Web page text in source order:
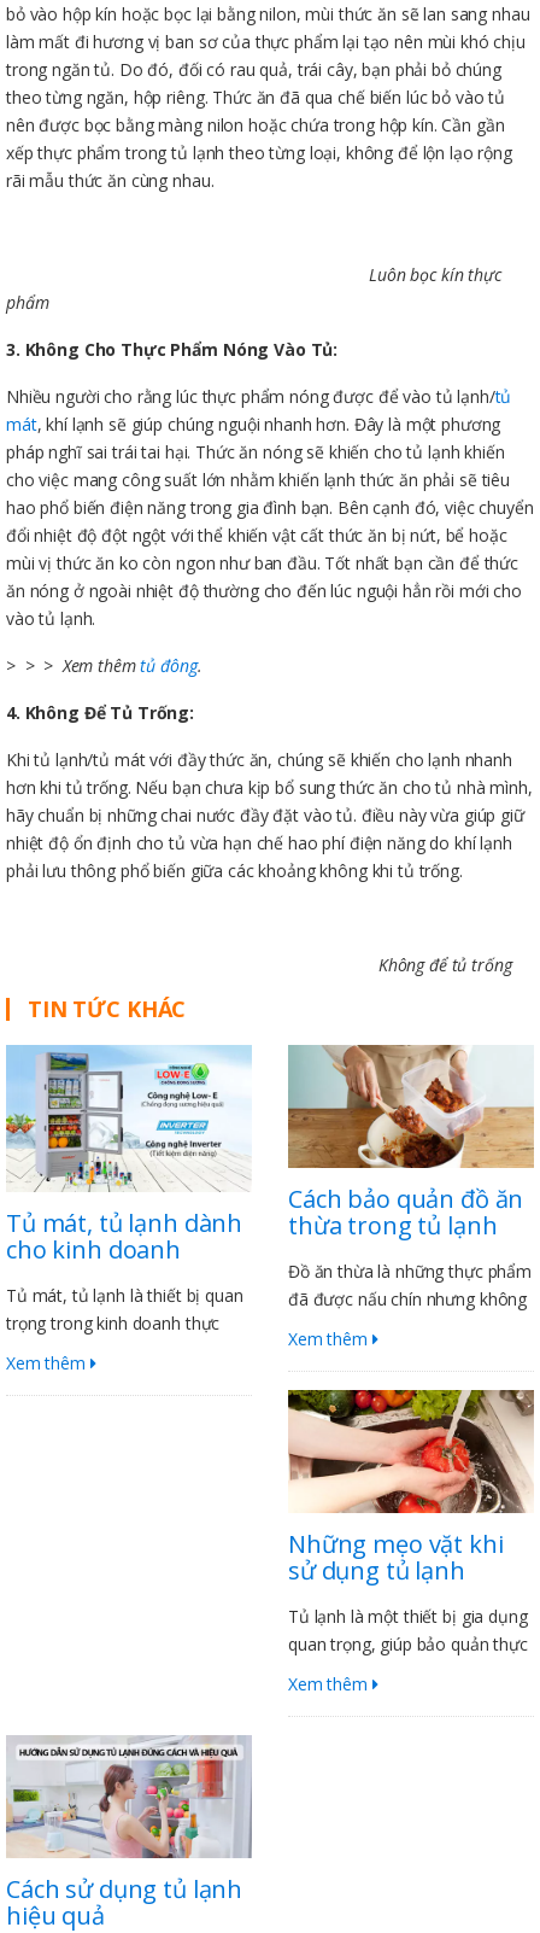
bỏ vào hộp kín hoặc bọc lại bằng nilon, mùi thức ăn sẽ lan sang nhau
làm mất đi hương vị ban sơ của thực phẩm lại tạo nên mùi khó chịu
trong ngăn tủ. Do đó, đối có rau quả, trái cây, bạn phải bỏ chúng
theo từng ngăn, hộp riêng. Thức ăn đã qua chế biến lúc bỏ vào tủ
nên được bọc bằng màng nilon hoặc chứa trong hộp kín. Cần gần
xếp thực phẩm trong tủ lạnh theo từng loại, không để lộn lạo rộng
rãi mẫu thức ăn cùng nhau.
Luôn bọc kín thực
phẩm
3. Không Cho Thực Phẩm Nóng Vào Tủ:
Nhiều người cho rằng lúc thực phẩm nóng được để vào tủ lạnh/tủ
mát, khí lạnh sẽ giúp chúng nguội nhanh hơn. Đây là một phương
pháp nghĩ sai trái tai hại. Thức ăn nóng sẽ khiến cho tủ lạnh khiến
cho việc mang công suất lớn nhằm khiến lạnh thức ăn phải sẽ tiêu
hao phổ biến điện năng trong gia đình bạn. Bên cạnh đó, việc chuyển
đổi nhiệt độ đột ngột với thể khiến vật cất thức ăn bị nứt, bể hoặc
mùi vị thức ăn ko còn ngon như ban đầu. Tốt nhất bạn cần để thức
ăn nóng ở ngoài nhiệt độ thường cho đến lúc nguội hẳn rồi mới cho
vào tủ lạnh.
> > > Xem thêmtủ đông.
4. Không Để Tủ Trống:
Khi tủ lạnh/tủ mát với đầy thức ăn, chúng sẽ khiến cho lạnh nhanh
hơn khi tủ trống. Nếu bạn chưa kịp bổ sung thức ăn cho tủ nhà mình,
hãy chuẩn bị những chai nước đầy đặt vào tủ. điều này vừa giúp giữ
nhiệt độ ổn định cho tủ vừa hạn chế hao phí điện năng do khí lạnh
phải lưu thông phổ biến giữa các khoảng không khi tủ trống.
Không để tủ trống
TIN TỨC KHÁC
Tủ mát, tủ lạnh dành
cho kinh doanh
Tủ mát, tủ lạnh là thiết bị quan
trọng trong kinh doanh thực
phẩm, đồ uống. Chúng giúp giữ
Xem thêm
Cách bảo quản đồ ăn
thừa trong tủ lạnh
Đồ ăn thừa là những thực phẩm
đã được nấu chín nhưng không
được ăn hết. Để đảm bảo an
trong tủ lạnh. Dưới đây là một
số mẹo giúp bạn bảo quản đồ
ăn thừa trong tủ lạnh an toàn
và hiệu quả
Xem thêm
Những mẹo vặt khi
sử dụng tủ lạnh
Tủ lạnh là một thiết bị gia dụng
quan trọng, giúp bảo quản thực
phẩm tươi ngon và an toàn cho
Xem thêm
Cách sử dụng tủ lạnh
hiệu quả